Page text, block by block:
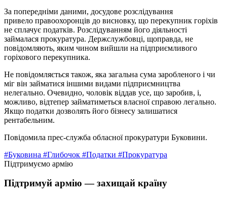
За попередніми даними, досудове розслідування
привело правоохоронців до висновку, що перекупник горіхів
не сплачує податків. Розслідуванням його діяльності
займалася прокуратура. Держслужбовці, щоправда, не
повідомляють, яким чином вийшли на підприємливого
горіхового перекупника.
Не повідомляється також, яка загальна сума заробленого і чи
міг він займатися іншими видами підприємництва
нелегально. Очевидно, чоловік віддав усе, що заробив, і,
можливо, відтепер займатиметься власної справою легально.
Якщо податки дозволять його бізнесу залишатися
рентабельним.
Повідомила прес-служба обласної прокуратури Буковини.
#Буковина #Глибочок #Податки #Прокуратура
Підтримуємо армію
Підтримуй армію — захищай країну